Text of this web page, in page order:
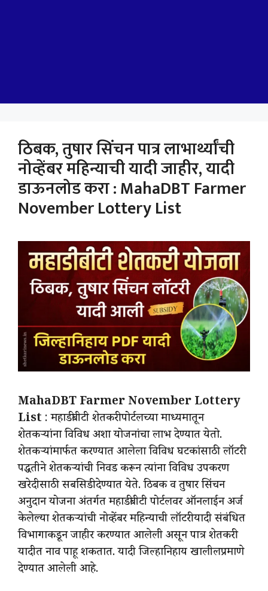
ठिबक, तुषार सिंचन पात्र लाभार्थ्यांची
नोव्हेंबर महिन्याची यादी जाहीर, यादी
डाऊनलोड करा : MahaDBT Farmer
November Lottery List
MahaDBT Farmer November Lottery
List : महाडीबीटी शेतकरी पोर्टलच्या माध्यमातून
शेतकऱ्यांना विविध अशा योजनांचा लाभ देण्यात येतो.
शेतकऱ्यांमार्फत करण्यात आलेला विविध घटकांसाठी लॉटरी
पद्धतीने शेतकऱ्यांची निवड करून त्यांना विविध उपकरण
खरेदीसाठी सबसिडी देण्यात येते. ठिबक व तुषार सिंचन
अनुदान योजना अंतर्गत महाडीबीटी पोर्टलवर ऑनलाईन अर्ज
केलेल्या शेतकऱ्यांची नोव्हेंबर महिन्याची लॉटरी यादी संबंधित
विभागाकडून जाहीर करण्यात आलेली असून पात्र शेतकरी
यादीत नाव पाहू शकतात. यादी जिल्हानिहाय खालीलप्रमाणे
देण्यात आलेली आहे.